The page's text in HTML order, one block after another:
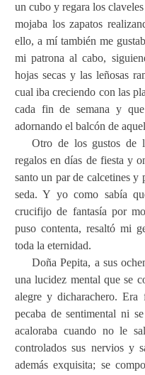
un cubo y regara los
mojaba los zapatos
ello, a mí también me
mi patrona al cabo,
hojas secas y las leñosas
cual iba creciendo con las
cada fin de semana y
adornando el balcón de
Otro de los gustos de
regalos en días de fiesta y
santo un par de calcetines y
seda. Y yo como sabía
crucifijo de fantasía por
puso contenta, resaltó mi
toda la eternidad.
Doña Pepita, a sus
una lucidez mental que se
alegre y dicharachero. Era
pecaba de sentimental ni
acaloraba cuando no le
controlados sus nervios y
además exquisita; se